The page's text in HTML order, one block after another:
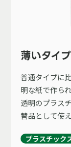
薄いタイプ
普通タイプに
明な紙で作ら
透明のプラス
替品として使え
プラスチック